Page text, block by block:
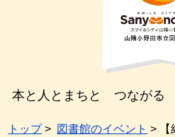
本と人とまちと つなが
トップ> 図書館のイベント > 【